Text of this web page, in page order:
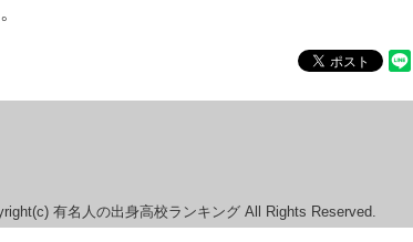
有名人の出身高校ランキング All Rights Reserved.